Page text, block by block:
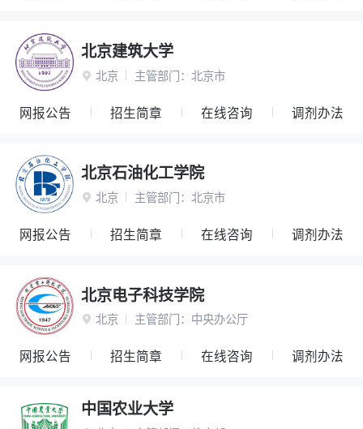
北京建筑大学
 北京 主管部门： 北京市
网报公告 招生简章 在线咨询 调剂办法
北京石油化工学院
 北京 主管部门： 北京市
网报公告 招生简章 在线咨询 调剂办法
北京电子科技学院
 北京 主管部门： 中央办公厅
网报公告 招生简章 在线咨询 调剂办法
中国农业大学